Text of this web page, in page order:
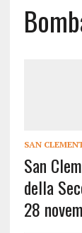
SAN
San
della
28